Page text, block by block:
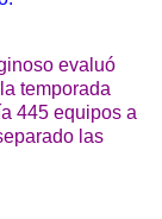
evaluó
temporada
445 equipos a
las